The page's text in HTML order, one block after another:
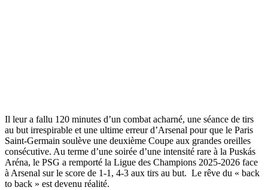
Il leur a fallu 120 minutes d’un combat acharné, une séance de tirs
au but irrespirable et une ultime erreur d’Arsenal pour que le Paris
Saint-Germain soulève une deuxième Coupe aux grandes oreilles
consécutive. Au terme d’une soirée d’une intensité rare à la Puskás
Aréna, le PSG a remporté la Ligue des Champions 2025-2026 face
à Arsenal sur le score de 1-1, 4-3 aux tirs au but. Le rêve du « back
to back » est devenu réalité.